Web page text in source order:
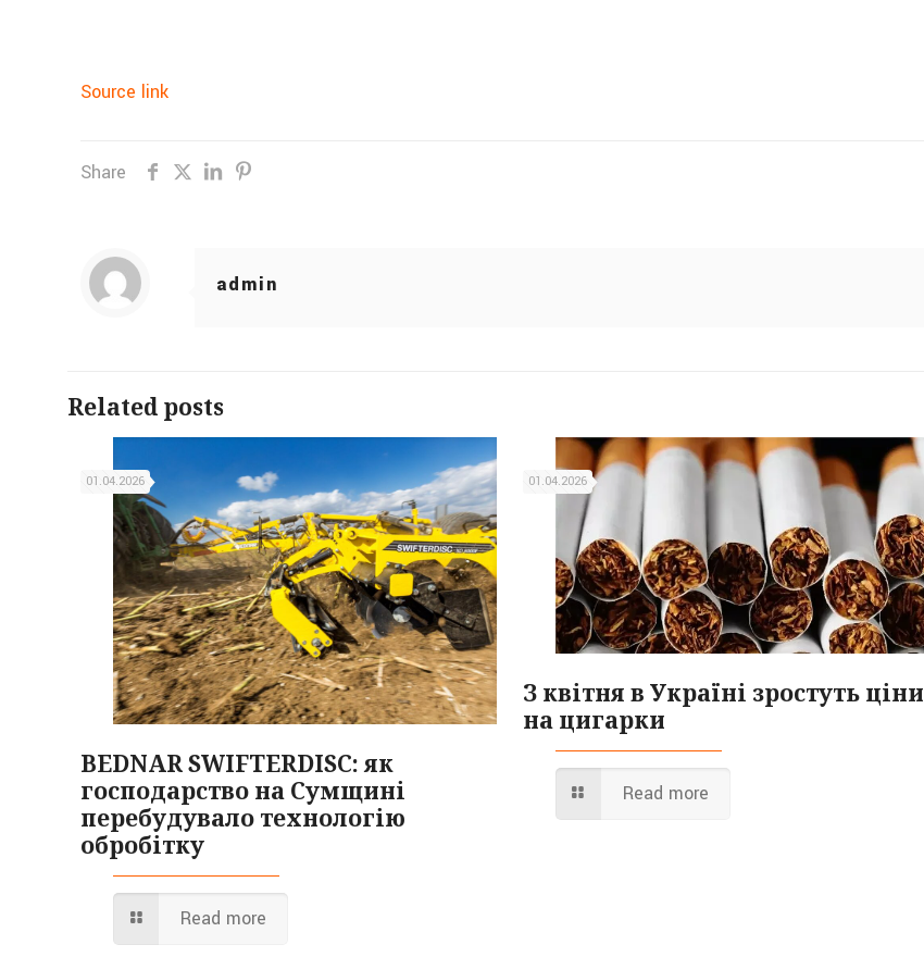
Source link
Share
admin
Related posts
01.04.2026
BEDNAR SWIFTERDISC: як
господарство на Сумщині
перебудувало технологію
обробітку
Read more
01.04.2026
З квітня в Україні зростуть ціни
на цигарки
Read more